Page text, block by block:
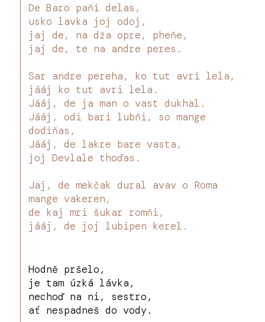
De Baro paňi delas,
usko lavka joj odoj,
jaj de, na dža opre, pheňe,
jaj de, te na andre peres.
Sar andre pereha, ko tut avri lela,
jááj ko tut avri lela.
Jááj, de ja man o vast dukhal.
Jááj, odi bari lubňi, so mange
dodiňas,
Jááj, de lakre bare vasta,
joj Devlale thoďas.
Jaj, de mekčak dural avav o Roma
mange vakeren,
de kaj mri šukar romňi,
jááj, de joj lubipen kerel.
Hodně pršelo,
je tam úzká lávka,
nechoď na ni, sestro,
ať nespadneš do vody.